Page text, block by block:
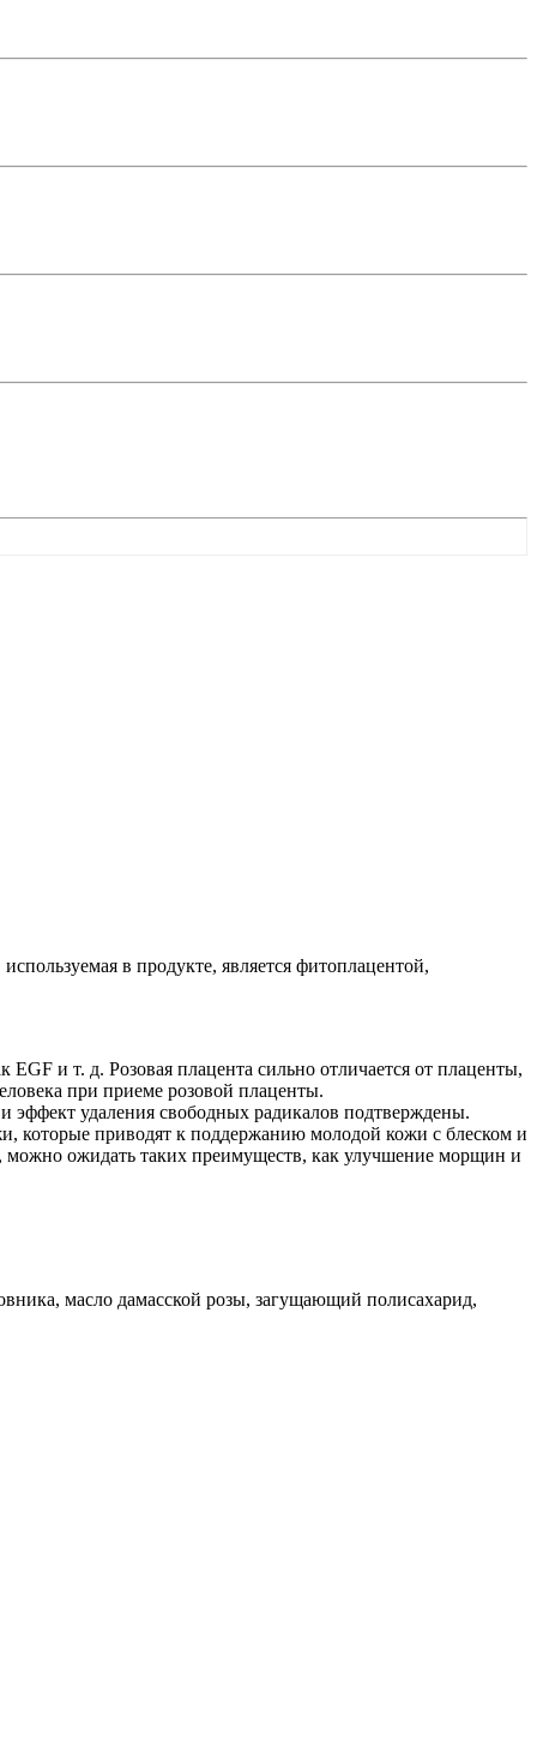
в продукте, является фитоплацентой,
и т. д. Розовая плацента сильно отличается от плаценты,
при приеме розовой плаценты.
эффект удаления свободных радикалов подтверждены.
которые приводят к поддержанию молодой кожи с блеском и
можно ожидать таких преимуществ, как улучшение морщин и
масло дамасской розы, загущающий полисахарид,